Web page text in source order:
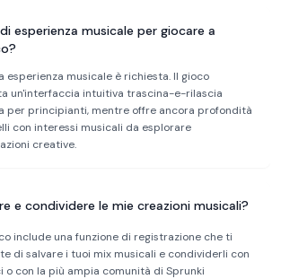
esperienza musicale per giocare a
esperienza musicale è richiesta. Il gioco
un'interfaccia intuitiva trascina-e-rilascia
per principianti, mentre offre ancora profondità
con interessi musicali da esplorare
creative.
e condividere le mie creazioni musicali?
include una funzione di registrazione che ti
di salvare i tuoi mix musicali e condividerli con
o con la più ampia comunità di Sprunki